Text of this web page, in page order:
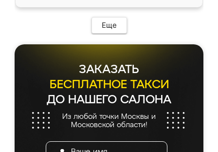
Еще
ЗАКАЗАТЬ
БЕСПЛАТНОЕ ТАКСИ
ДО НАШЕГО САЛОНА
Из любой точки Москвы и
Московской области!